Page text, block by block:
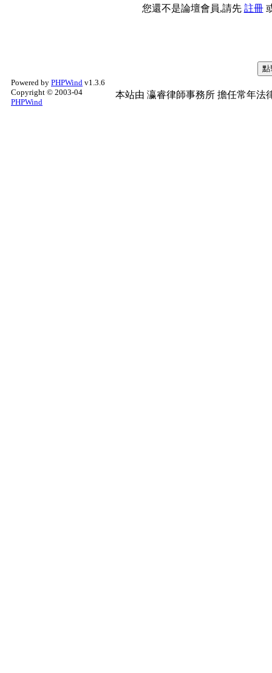
您還不是論壇會員,請先 註冊
Powered by PHPWind v1.3.6
Copyright © 2003-04
PHPWind
本站由 瀛睿律師事務所 擔任常年法